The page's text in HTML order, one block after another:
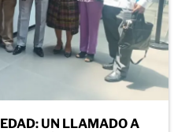
UN LLAMADO A